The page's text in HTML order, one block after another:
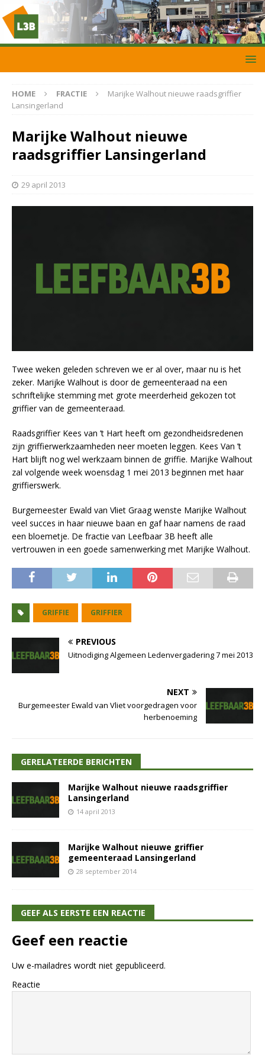
HOME FRACTIE
Marijke Walhout nieuwe raadsgriffier
Lansingerland
Marijke Walhout nieuwe
raadsgriffier Lansingerland
29 april 2013
Twee weken geleden schreven we er al over, maar nu is het
zeker. Marijke Walhout is door de gemeenteraad na een
schriftelijke stemming met grote meerderheid gekozen tot
griffier van de gemeenteraad.
Raadsgriffier Kees van ’t Hart heeft om gezondheidsredenen
zijn griffierwerkzaamheden neer moeten leggen. Kees Van ’t
Hart blijft nog wel werkzaam binnen de griffie. Marijke Walhout
zal volgende week woensdag 1 mei 2013 beginnen met haar
griffierswerk.
Burgemeester Ewald van Vliet Graag wenste Marijke Walhout
veel succes in haar nieuwe baan en gaf haar namens de raad
een bloemetje. De fractie van Leefbaar 3B heeft alle
vertrouwen in een goede samenwerking met Marijke Walhout.
GRIFFIE GRIFFIER
PREVIOUS
Uitnodiging Algemeen Ledenvergadering 7 mei 2013
NEXT
Burgemeester Ewald van Vliet voorgedragen voor
herbenoeming
GERELATEERDE BERICHTEN
Marijke Walhout nieuwe raadsgriffier
Lansingerland
14 april 2013
Marijke Walhout nieuwe griffier
gemeenteraad Lansingerland
28 september 2014
GEEF ALS EERSTE EEN REACTIE
Geef een reactie
Uw e-mailadres wordt niet gepubliceerd.
Reactie